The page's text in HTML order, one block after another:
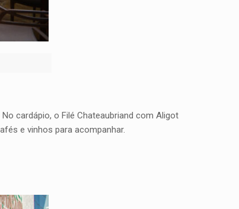
cardápio, o Filé Chateaubriand com Aligot
e vinhos para acompanhar.